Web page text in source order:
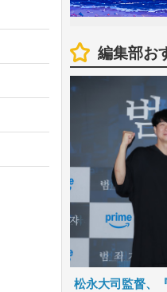
編集部お
松永大司監督、